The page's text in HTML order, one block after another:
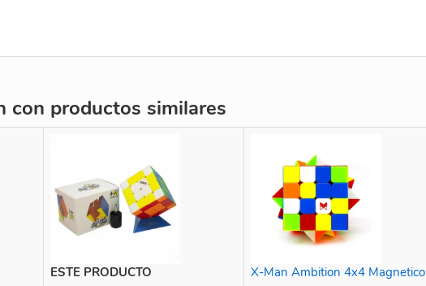
con productos similares
ESTE PRODUCTO
X-Man Ambition 4x4 Magnetico